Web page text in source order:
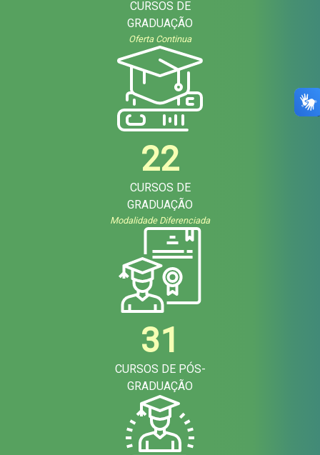
CURSOS DE
GRADUAÇÃO
Oferta Continua
22
CURSOS DE
GRADUAÇÃO
Modalidade Diferenciada
31
CURSOS DE PÓS-
GRADUAÇÃO